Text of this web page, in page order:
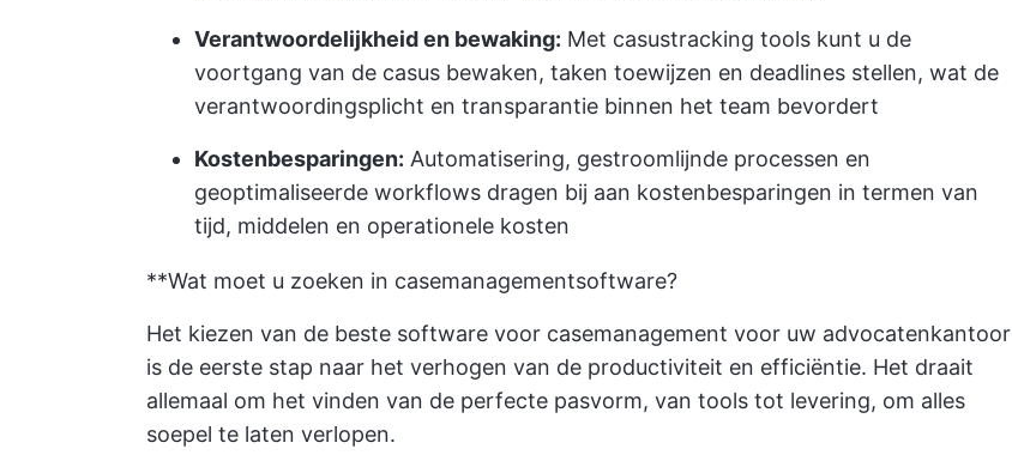
Verantwoordelijkheid en bewaking: Met casustracking tools kunt u de
voortgang van de casus bewaken, taken toewijzen en deadlines stellen, wat de
verantwoordingsplicht en transparantie binnen het team bevordert
Kostenbesparingen: Automatisering, gestroomlijnde processen en
geoptimaliseerde workflows dragen bij aan kostenbesparingen in termen van
tijd, middelen en operationele kosten
**Wat moet u zoeken in casemanagementsoftware?
Het kiezen van de beste software voor casemanagement voor uw advocatenkantoor
is de eerste stap naar het verhogen van de productiviteit en efficiëntie. Het draait
allemaal om het vinden van de perfecte pasvorm, van tools tot levering, om alles
soepel te laten verlopen.